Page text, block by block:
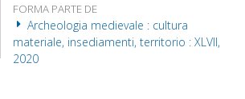
FORMA PARTE DE
Archeologia medievale : cultura
materiale, insediamenti, territorio : XLVII,
2020